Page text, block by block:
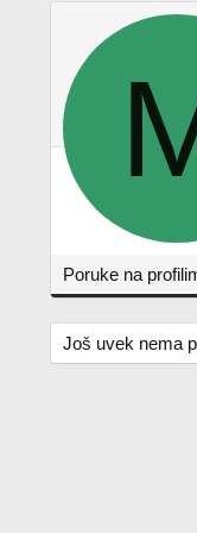
Poruke na
Još uvek nema